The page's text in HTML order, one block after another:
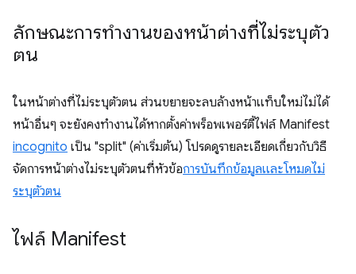
ลักษณะการทำงานของหน้าต่างที่ไม่ระบุตัว
ตน
ในหน้าต่างที่ไม่ระบุตัวตน ส่วนขยายจะลบล้างหน้าแท็บใหม่ไม่ได้
หน้าอื่นๆ จะยังคงทำงานได้หากตั้งค่าพร็อพเพอร์ตี้ไฟล์ Manifest
incognito เป็น "split" (ค่าเริ่มต้น) โปรดดูรายละเอียดเกี่ยวกับวิธี
จัดการหน้าต่างไม่ระบุตัวตนที่หัวข้อการบันทึกข้อมูลและโหมดไม่
ระบุตัวตน
ไฟล์ Manifest